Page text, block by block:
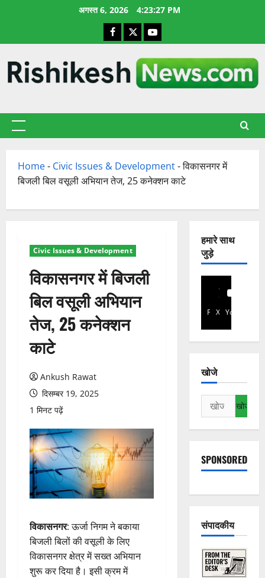
अगस्त 6, 2026 4:23:28 PM
Facebook
X YouTube
प्राथमिक
Home- Civic Issues & Development-विकासनगर में
बिजली बिल वसूली अभियान तेज, 25 कनेक्शन काटे
Civic Issues & Development
विकासनगर में बिजली
बिल वसूली अभियान
तेज, 25 कनेक्शन
काटे
Ankush Rawat
दिसम्बर 19, 2025
1 मिनट पढ़ें
विकासनगर: ऊर्जा निगम ने बकाया
बिजली बिलों की वसूली के लिए
विकासनगर क्षेत्र में सख्त अभियान
शुरू कर दिया है। इसी क्रम में
हमारे साथ
जुड़े
Facebook
X YouTube
खोजे
निम्न
को
खोजें:
SPONSORED
संपादकीय